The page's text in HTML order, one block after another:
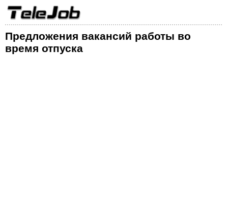
Предложения вакансий работы во
время отпуска